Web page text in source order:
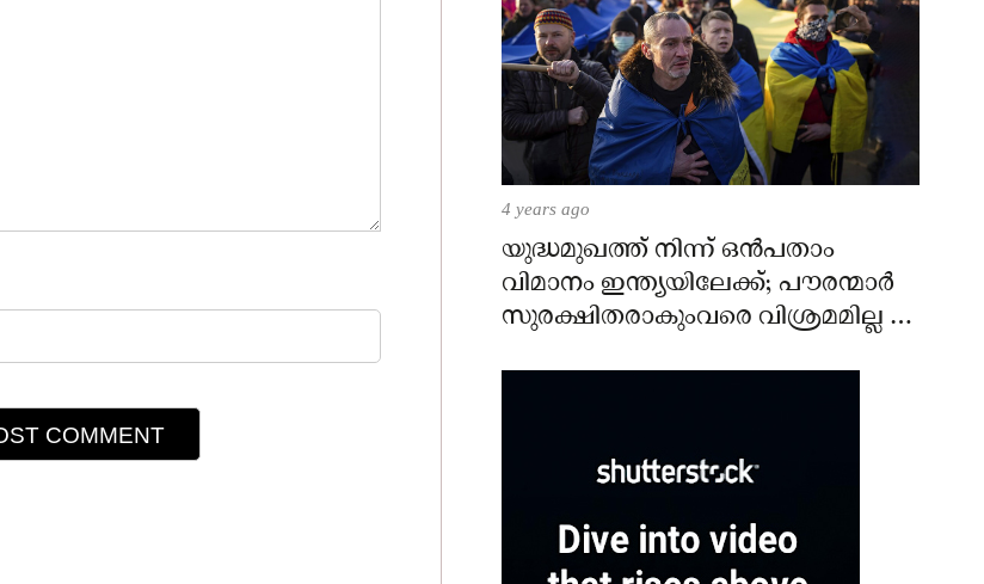
4 years ago
യുദ്ധമുഖത്ത് നിന്ന് ഒൻപതാം
വിമാനം ഇന്ത്യയിലേക്ക്; പൗരന്മാർ
സുരക്ഷിതരാകുംവരെ വിശ്രമമില്ല –